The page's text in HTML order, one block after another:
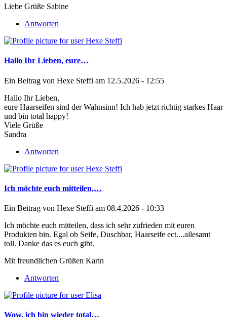
Liebe Grüße Sabine
Antworten
Hallo Ihr Lieben, eure…
Ein Beitrag von Hexe Steffi am 12.5.2026 - 12:55
Hallo Ihr Lieben,
eure Haarseifen sind der Wahnsinn! Ich hab jetzt richtig starkes Haar
und bin total happy!
Viele Grüße
Sandra
Antworten
Ich möchte euch mitteilen,…
Ein Beitrag von Hexe Steffi am 08.4.2026 - 10:33
Ich möchte euch mitteilen, dass ich sehr zufrieden mit euren
Produkten bin. Egal ob Seife, Duschbar, Haarseife ect....allesamt
toll. Danke das es euch gibt.
Mit freundlichen Grüßen Karin
Antworten
Wow, ich bin wieder total…